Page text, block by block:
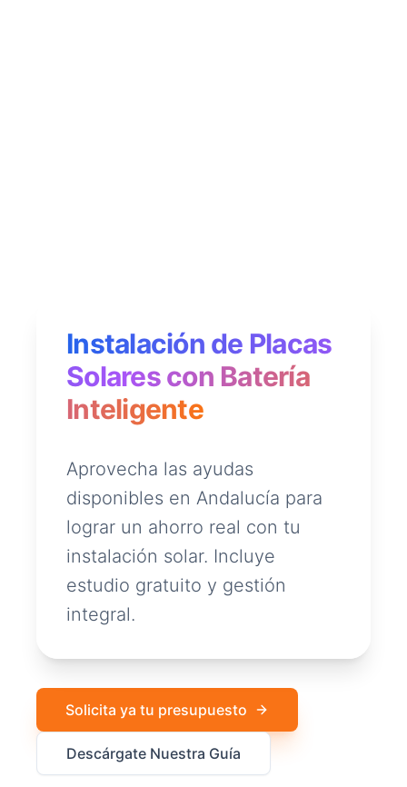
Instalación de Placas
Solares con Batería
Inteligente
Aprovecha las ayudas
disponibles en Andalucía para
lograr un ahorro real con tu
instalación solar. Incluye
estudio gratuito y gestión
integral.
Solicita ya tu presupuesto
Descárgate Nuestra Guía